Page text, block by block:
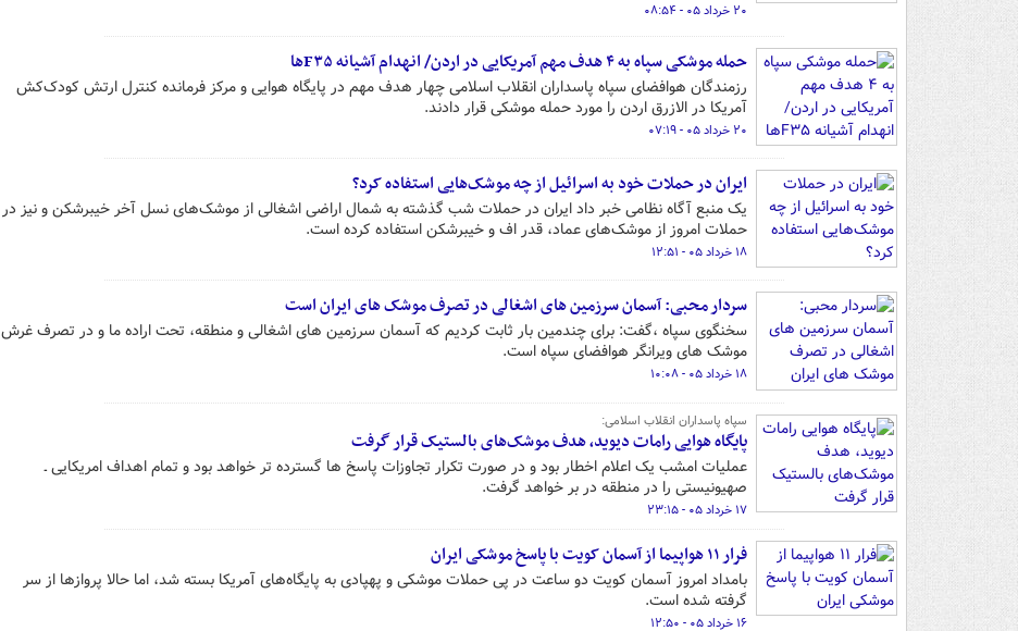
۲۰ خرداد ۰۵ - ۰۸:۵۴
حمله موشکی سپاه به ۴ هدف مهم آمریکایی در اردن/ انهدام آشیانه F۳۵ها
رزمندگان هوافضای سپاه پاسداران انقلاب اسلامی چهار هدف مهم در پایگاه هوایی و مرکز فرمانده کنترل ارتش کودک‌کش
آمریکا در الازرق اردن را مورد حمله موشکی قرار دادند.
۲۰ خرداد ۰۵ - ۰۷:۱۹
ایران در حملات خود به اسرائیل از چه موشک‌هایی استفاده کرد؟
یک منبع آگاه نظامی خبر داد ایران در حملات شب گذشته به شمال اراضی اشغالی از موشک‌های نسل آخر خیبرشکن و نیز در
حملات امروز از موشک‌های عماد، قدر اف و خیبرشکن استفاده کرده است.
۱۸ خرداد ۰۵ - ۱۲:۵۱
سردار محبی: آسمان سرزمین های اشغالی در تصرف موشک های ایران است
سخنگوی سپاه ،گفت: برای چندمین بار ثابت کردیم که آسمان سرزمین های اشغالی و منطقه، تحت اراده ما و در تصرف غرش
موشک های ویرانگر هوافضای سپاه است.
۱۸ خرداد ۰۵ - ۱۰:۰۸
سپاه پاسداران انقلاب اسلامی:
پایگاه هوایی رامات دیوید، هدف موشک‌های بالستیک قرار گرفت
عملیات امشب یک اعلام اخطار بود و در صورت تکرار تجاوزات پاسخ ها گسترده تر خواهد بود و تمام اهداف امریکایی ـ
صهیونیستی را در منطقه در بر خواهد گرفت.
۱۷ خرداد ۰۵ - ۲۳:۱۵
فرار ۱۱ هواپیما از آسمان کویت با پاسخ موشکی ایران
بامداد امروز آسمان کویت دو ساعت در پی حملات موشکی و پهپادی به پایگاه‌های آمریکا بسته شد، اما حالا پروازها از سر
گرفته شده‌ است.
۱۶ خرداد ۰۵ - ۱۲:۵۰